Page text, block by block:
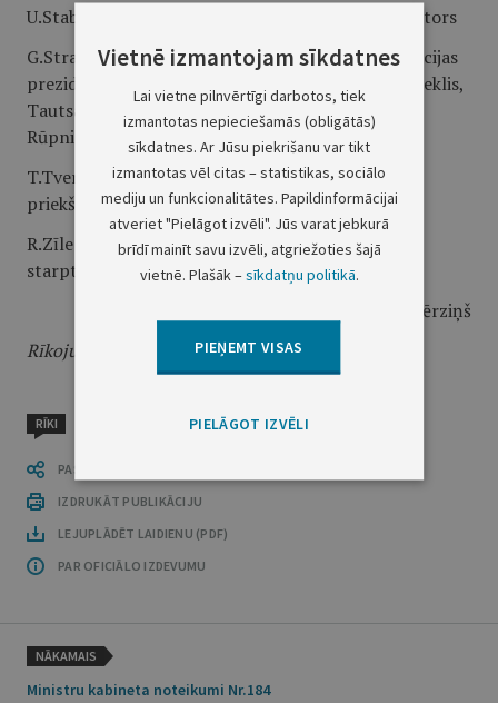
U.Stabulnieks - Latvijas Tehnoloģiskā centra direktors
G.Strazds - Vieglās rūpniecības uzņēmumu asociācijas
prezidents, Rūpniecības konfederācijas valdes loceklis,
Tautsaimniecības padomes loceklis, Eiropas
Rūpniecības kameras viceprezidents Latvijā
T.Tverijons - Latvijas Komercbanku asociācijas
priekšsēdētājs
R.Zīle - īpašu uzdevumu ministrs sadarbībai ar
starptautiskajām finansu institūcijām
Ministru prezidents A.Bērziņš
Rīkojums stājas spēkā ar 2001.gada 9.maiju.
RĪKI
PASTĀSTI CITIEM
IZDRUKĀT PUBLIKĀCIJU
LEJUPLĀDĒT LAIDIENU (PDF)
PAR OFICIĀLO IZDEVUMU
NĀKAMAIS
Ministru kabineta noteikumi Nr.184
Vietnē izmantojam sīkdatnes
Lai vietne pilnvērtīgi darbotos, tiek
izmantotas nepieciešamās (obligātās)
sīkdatnes. Ar Jūsu piekrišanu var tikt
izmantotas vēl citas – statistikas, sociālo
mediju un funkcionalitātes. Papildinformācijai
atveriet "Pielāgot izvēli". Jūs varat jebkurā
brīdī mainīt savu izvēli, atgriežoties šajā
vietnē. Plašāk –sīkdatņu politikā.
PIEŅEMT VISAS
PIELĀGOT IZVĒLI